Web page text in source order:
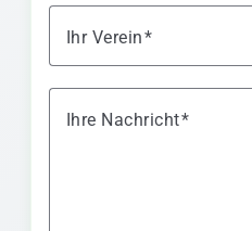
Ihr Verein
Ihre Nachricht